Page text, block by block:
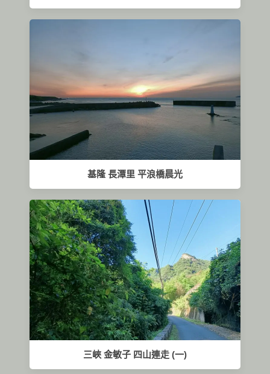
基隆 長潭里 平浪橋晨光
三峽 金敏子 四山連走 (一)